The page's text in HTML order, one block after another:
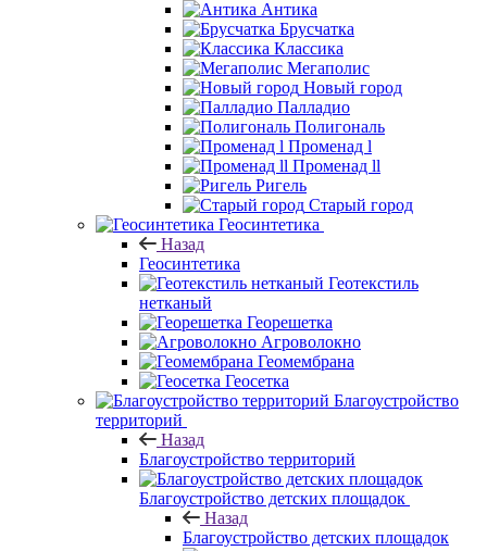
Антика
Брусчатка
Классика
Мегаполис
Новый город
Палладио
Полигональ
Променад l
Променад ll
Ригель
Старый город
Геосинтетика
Назад
Геосинтетика
Геотекстиль
нетканый
Георешетка
Агроволокно
Геомембрана
Геосетка
Благоустройство
территорий
Назад
Благоустройство территорий
Благоустройство детских площадок
Назад
Благоустройство детских площадок